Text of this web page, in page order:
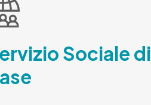
Sociale di